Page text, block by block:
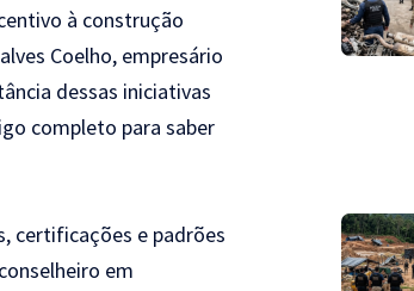
à construção
Coelho, empresário
dessas iniciativas
completo para saber
certificações e padrões
em